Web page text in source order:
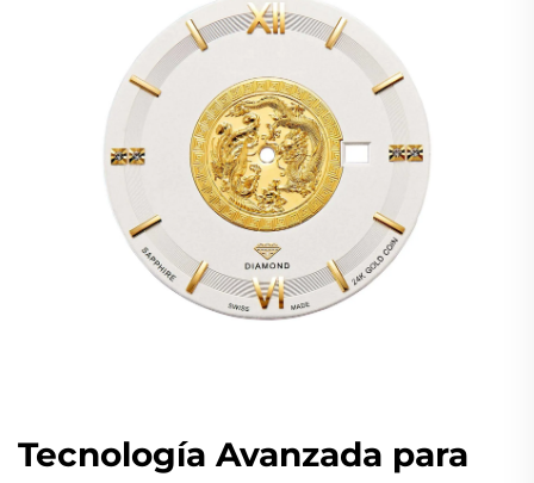
Tecnología Avanzada para